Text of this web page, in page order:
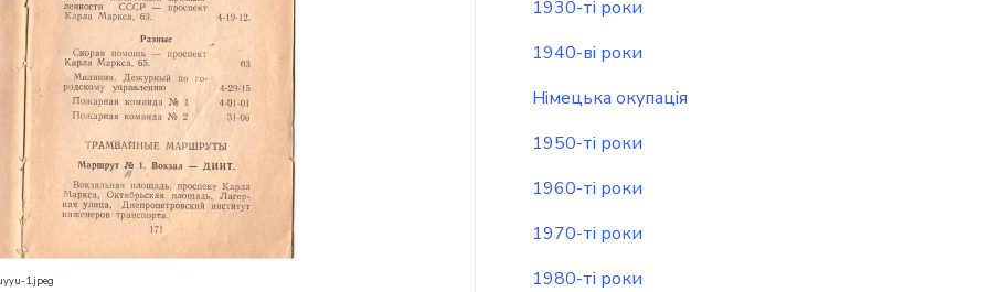
1.jpeg
1930-ті роки
1940-ві роки
Німецька окупація
1950-ті роки
1960-ті роки
1970-ті роки
1980-ті роки